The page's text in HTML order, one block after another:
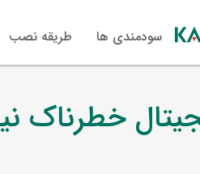
سودمندی ها طریقه نصب
خطرناک